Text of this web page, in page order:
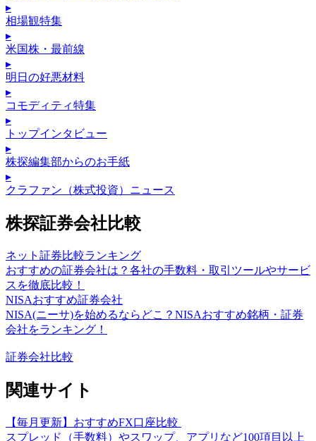
▸
相場観特集
▸
米国株・最前線
▸
明日の好悪材料
▸
コモディティ特集
▸
トップインタビュー
▸
株探編集部からのお手紙
▸
クラファン（株式投資）ニュース
株探証券会社比較
ネット証券比較ランキング
おすすめの証券会社は？各社の手数料・取引ツールやサービ
スを徹底比較！
NISAおすすめ証券会社
NISA(ニーサ)を始めるならどこ？NISAおすすめ銘柄・証券
会社をランキング！
証券会社比較
関連サイト
【毎月更新】おすすめFX口座比較
スプレッド（手数料）やスワップ、アプリなど100項目以上